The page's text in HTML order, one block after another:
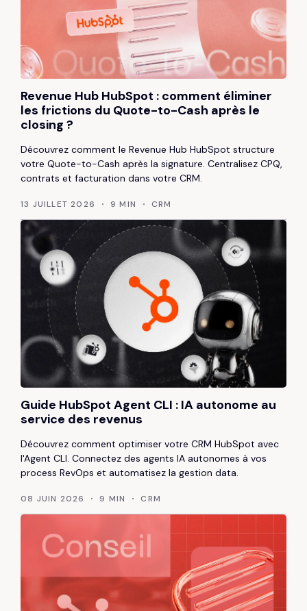
Revenue Hub HubSpot : comment éliminer
les frictions du Quote-to-Cash après le
closing ?
Découvrez comment le Revenue Hub HubSpot structure
votre Quote-to-Cash après la signature. Centralisez CPQ,
contrats et facturation dans votre CRM.
13 JUILLET 2026 9 MIN CRM
Guide HubSpot Agent CLI : IA autonome au
service des revenus
Découvrez comment optimiser votre CRM HubSpot avec
l'Agent CLI. Connectez des agents IA autonomes à vos
process RevOps et automatisez la gestion data.
08 JUIN 2026 9 MIN CRM